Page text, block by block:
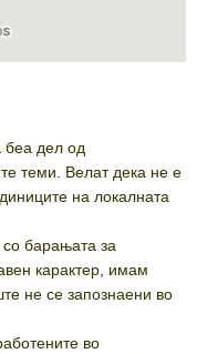
беа дел од
теми. Велат дека не е
на локалната
со барањата за
карактер, имам
не се запознаени во
во